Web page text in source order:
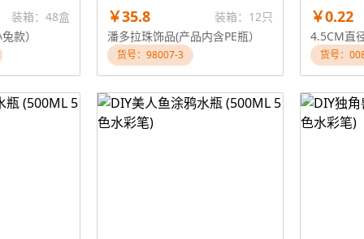
装箱：48盒
款）
￥35.8
装箱：12只
潘多拉珠饰品(产品内含PE瓶）
货号：98007-3
￥0.22
4.5CM直
货号：